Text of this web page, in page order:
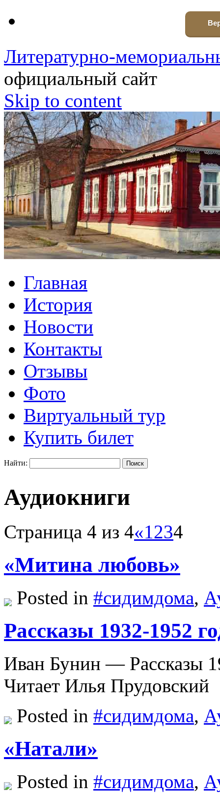
Литературно-
официальный сайт
Skip to content
Главная
История
Новости
Контакты
Отзывы
Фото
Виртуальный тур
Купить билет
Найти:
Аудиокниги
Страница 4 из 4«1234
«Митина любовь»
Posted in #сидимдома,
Рассказы 1932-1952
Иван Бунин — Рассказы
Читает Илья Прудовский
Posted in #сидимдома,
«Натали»
Posted in #сидимдома,